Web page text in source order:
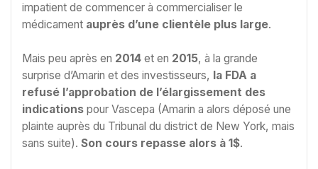
impatient de commencer à commercialiser le
médicament auprès d’une clientèle plus large.
Mais peu après en 2014 et en 2015, à la grande
surprise d’Amarin et des investisseurs, la FDA a
refusé l’approbation de l’élargissement des
indications pour Vascepa (Amarin a alors déposé une
plainte auprès du Tribunal du district de New York, mais
sans suite). Son cours repasse alors à 1$.